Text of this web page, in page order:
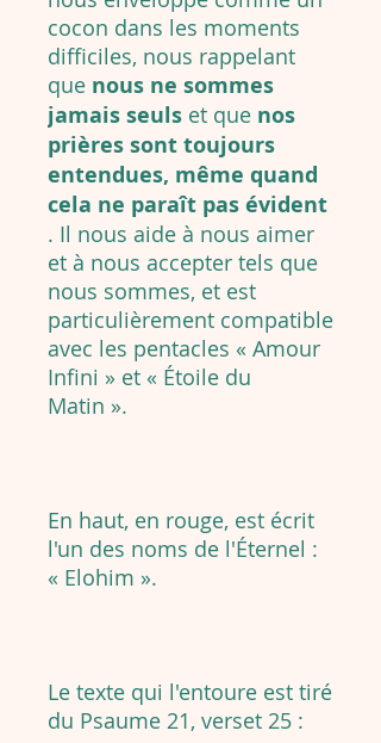
cocon dans les moments
difficiles, nous rappelant
que nous ne sommes
jamais seuls et que nos
prières sont toujours
entendues, même quand
cela ne paraît pas évident
. Il nous aide à nous aimer
et à nous accepter tels que
nous sommes, et est
particulièrement compatible
avec les pentacles « Amour
Infini » et « Étoile du
Matin ».
En haut, en rouge, est écrit
l'un des noms de l'Éternel :
« Elohim ».
Le texte qui l'entoure est tiré
du Psaume 21, verset 25 :